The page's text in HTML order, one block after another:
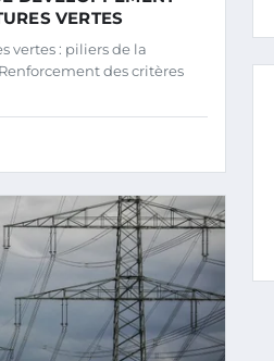
VERTES
vertes : piliers de la
des critères